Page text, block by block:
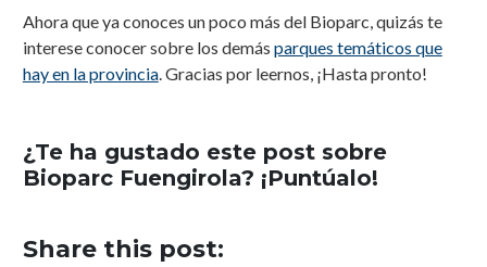
Ahora que ya conoces un poco más del Bioparc, quizás te
interese conocer sobre los demás parques temáticos que
hay en la provincia. Gracias por leernos, ¡Hasta pronto!
¿Te ha gustado este post sobre
Bioparc Fuengirola? ¡Puntúalo!
Share this post: